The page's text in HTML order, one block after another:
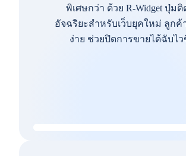
พิเศษกว่า ด้วย R-Widget ปุ่มติ
อัจฉริยะสำหรับเว็บยุคใหม่ ลูกค้
ง่าย ช่วยปิดการขายได้ฉับไ